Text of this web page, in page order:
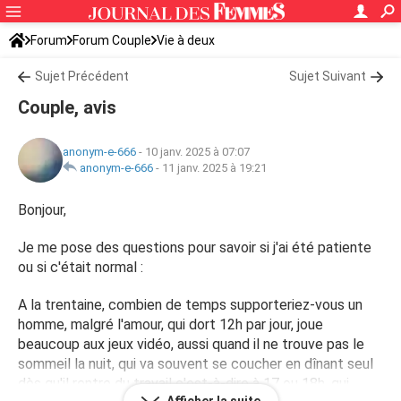
Forum Forum Couple Vie à deux
Sujet Précédent Sujet Suivant
Couple, avis
anonym-e-666 - 10 janv. 2025 à 07:07
anonym-e-666 - 11 janv. 2025 à 19:21
Bonjour,
Je me pose des questions pour savoir si j'ai été patiente
ou si c'était normal :
A la trentaine, combien de temps supporteriez-vous un
homme, malgré l'amour, qui dort 12h par jour, joue
beaucoup aux jeux vidéo, aussi quand il ne trouve pas le
sommeil la nuit, qui va souvent se coucher en dînant seul
dès qu'il rentre du travail c'est-à-dire à 17 ou 18h, qui